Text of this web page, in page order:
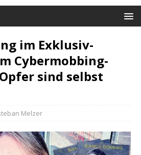
im Exklusiv-
Cybermobbing-
sind selbst
Melzer